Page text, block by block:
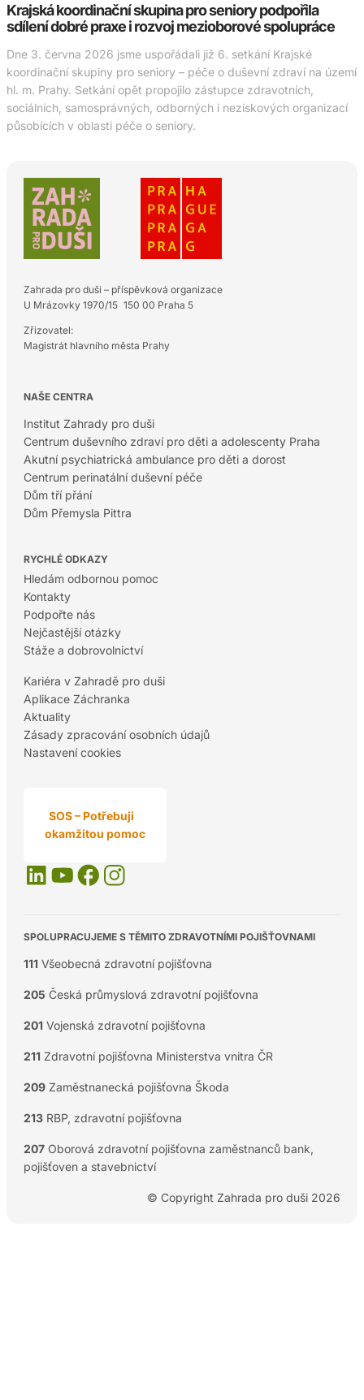
Krajská koordinační skupina pro seniory podpořila
sdílení dobré praxe i rozvoj mezioborové spolupráce
Dne 3. června 2026 jsme uspořádali již 6. setkání Krajské
koordinační skupiny pro seniory – péče o duševní zdraví na území
hl. m. Prahy. Setkání opět propojilo zástupce zdravotních,
sociálních, samosprávných, odborných i neziskových organizací
působících v oblasti péče o seniory.
Zahrada pro duši – příspěvková organizace
U Mrázovky 1970/15 150 00 Praha 5
Zřizovatel:
Magistrát hlavního města Prahy
NAŠE CENTRA
Institut Zahrady pro duši
Centrum duševního zdraví pro děti a adolescenty Praha
Akutní psychiatrická ambulance pro děti a dorost
Centrum perinatální duševní péče
Dům tří přání
Dům Přemysla Pittra
RYCHLÉ ODKAZY
Hledám odbornou pomoc
Kontakty
Podpořte nás
Nejčastější otázky
Stáže a dobrovolnictví
Kariéra v Zahradě pro duši
Aplikace Záchranka
Aktuality
Zásady zpracování osobních údajů
Nastavení cookies
SOS – Potřebuji
okamžitou pomoc
SPOLUPRACUJEME S TĚMITO ZDRAVOTNÍMI POJIŠŤOVNAMI
111 Všeobecná zdravotní pojišťovna
205 Česká průmyslová zdravotní pojišťovna
201 Vojenská zdravotní pojišťovna
211 Zdravotní pojišťovna Ministerstva vnitra ČR
209Zaměstnanecká pojišťovna Škoda
213RBP, zdravotní pojišťovna
207Oborová zdravotní pojišťovna zaměstnanců bank,
pojišťoven a stavebnictví
© Copyright Zahrada pro duši 2026